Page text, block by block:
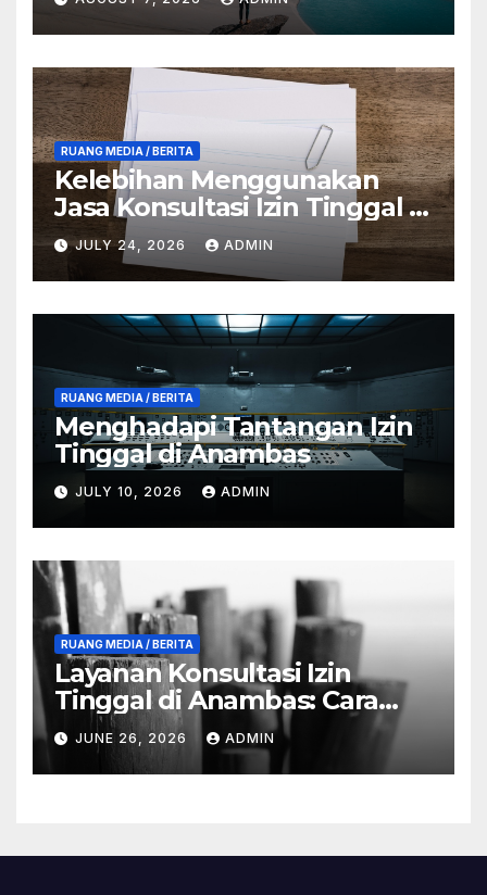
RUANG MEDIA / BERITA
Kelebihan Menggunakan
Jasa Konsultasi Izin Tinggal di
Anambas
JULY 24, 2026 ADMIN
RUANG MEDIA / BERITA
Menghadapi Tantangan Izin
Tinggal di Anambas
JULY 10, 2026 ADMIN
RUANG MEDIA / BERITA
Layanan Konsultasi Izin
Tinggal di Anambas: Cara
dan Manfaat
JUNE 26, 2026 ADMIN